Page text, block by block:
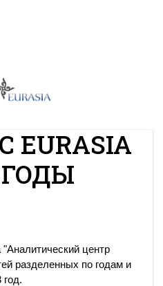
EURASIA
ГОДЫ
"Аналитический центр
разделенных по годам и
год.